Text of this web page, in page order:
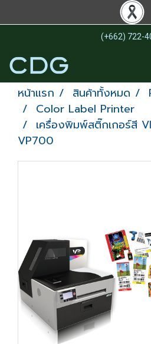
(+662) 722-
หน้าแรก สินค้าทั้งหมด
Color Label Printer
เครื่องพิมพ์สติ๊กเกอร์สี
VP700